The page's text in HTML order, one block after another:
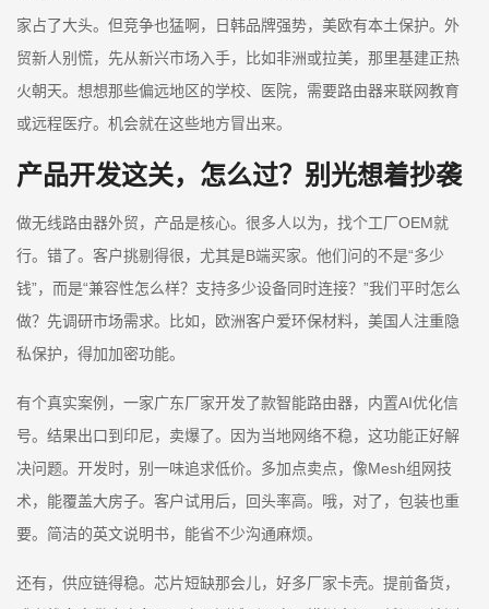
家占了大头。但竞争也猛啊，日韩品牌强势，美欧有本土保护。外
贸新人别慌，先从新兴市场入手，比如非洲或拉美，那里基建正热
火朝天。想想那些偏远地区的学校、医院，需要路由器来联网教育
或远程医疗。机会就在这些地方冒出来。
产品开发这关，怎么过？别光想着抄袭
做无线路由器外贸，产品是核心。很多人以为，找个工厂OEM就
行。错了。客户挑剔得很，尤其是B端买家。他们问的不是“多少
钱”，而是“兼容性怎么样？支持多少设备同时连接？”我们平时怎么
做？先调研市场需求。比如，欧洲客户爱环保材料，美国人注重隐
私保护，得加加密功能。
有个真实案例，一家广东厂家开发了款智能路由器，内置AI优化信
号。结果出口到印尼，卖爆了。因为当地网络不稳，这功能正好解
决问题。开发时，别一味追求低价。多加点卖点，像Mesh组网技
术，能覆盖大房子。客户试用后，回头率高。哦，对了，包装也重
要。简洁的英文说明书，能省不少沟通麻烦。
还有，供应链得稳。芯片短缺那会儿，好多厂家卡壳。提前备货，